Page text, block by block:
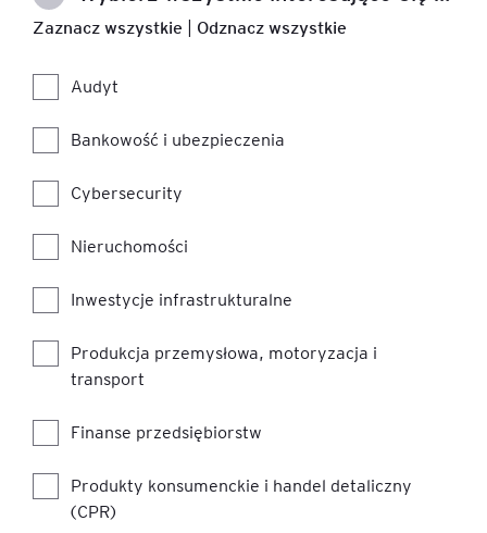
Zaznacz wszystkie Odznacz wszystkie
Audyt
Bankowość i ubezpieczenia
Cybersecurity
Nieruchomości
Inwestycje infrastrukturalne
Produkcja przemysłowa, motoryzacja i
transport
Finanse przedsiębiorstw
Produkty konsumenckie i handel detaliczny
(CPR)